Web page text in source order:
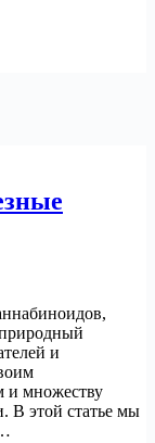
и
и множеству
В этой статье мы